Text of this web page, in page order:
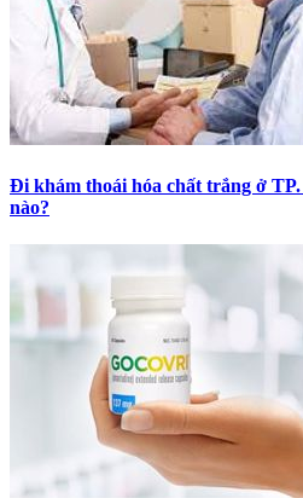
Đi khám thoái hóa chất trắng ở
nào?